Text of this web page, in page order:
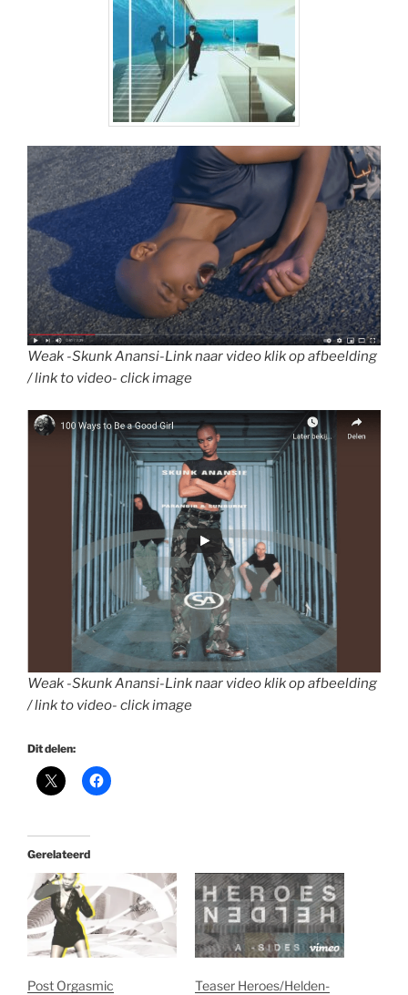
Weak -Skunk Anansi-Link naar video klik op afbeelding
/ link to video- click image
Weak -Skunk Anansi-Link naar video klik op afbeelding
/ link to video- click image
Dit delen:
Gerelateerd
Post Orgasmic
Teaser Heroes/Helden-